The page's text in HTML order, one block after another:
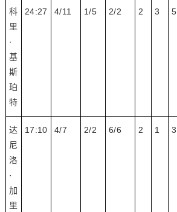
科
里
·
基
斯
珀
特
24:27 4/11 1/5 2/2 2 3 5
达
尼
洛
·
加
里
17:10 4/7 2/2 6/6 2 1 3